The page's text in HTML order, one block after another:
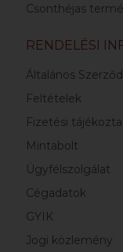
Csonthéjas
RENDELÉSI
Általános
Feltételek
Fizetési
Mintabolt
Ügyfélszolgálat
Cégadatok
GYIK
Jogi közlemény